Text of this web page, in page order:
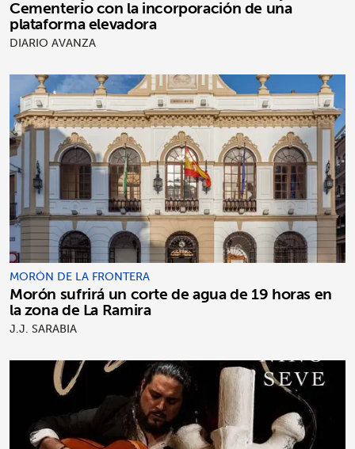
Cementerio con la incorporación de una
plataforma elevadora
DIARIO AVANZA
MORÓN DE LA FRONTERA
Morón sufrirá un corte de agua de 19 horas en
la zona de La Ramira
J.J. SARABIA